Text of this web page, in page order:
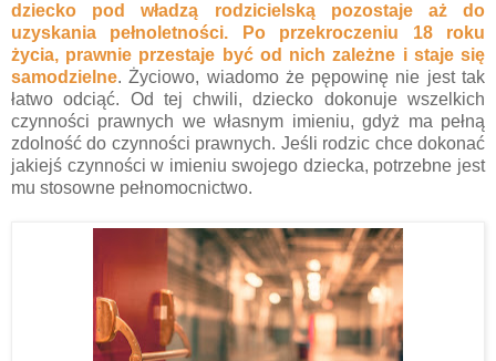
dziecko pod władzą rodzicielską pozostaje aż do
uzyskania pełnoletności. Po przekroczeniu 18 roku
życia, prawnie przestaje być od nich zależne i staje się
samodzielne. Życiowo, wiadomo że pępowinę nie jest tak
łatwo odciąć. Od tej chwili, dziecko dokonuje wszelkich
czynności prawnych we własnym imieniu, gdyż ma pełną
zdolność do czynności prawnych. Jeśli rodzic chce dokonać
jakiejś czynności w imieniu swojego dziecka, potrzebne jest
mu stosowne pełnomocnictwo.